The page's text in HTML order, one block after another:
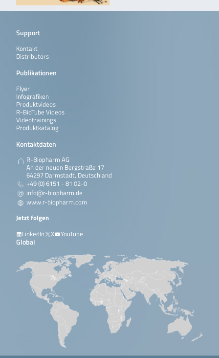
Support
Kontakt
Distributors
Publikationen
Flyer
Infografiken
Produktvideos
R-BioTube Videos
Videotrainings
Produktkatalog
Kontaktdaten
R-Biopharm AG
An der neuen Bergstraße 17
64297 Darmstadt, Deutschland
+49 (0) 6151 - 81 02-0
info@r-biopharm.de
www.r-biopharm.com
Jetzt folgen
LinkedIn
X YouTube
Global